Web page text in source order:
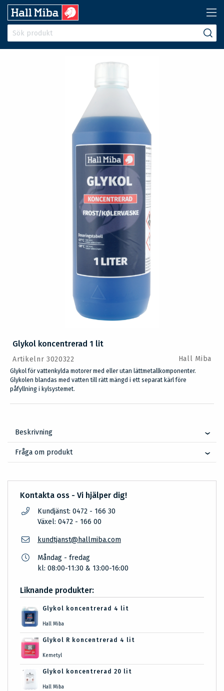
Glykol koncentrerad 1 lit
Artikelnr 3020322 Hall Miba
Glykol för vattenkylda motorer med eller utan lättmetallkomponenter.
Glykolen blandas med vatten till rätt mängd i ett separat kärl före
påfyllning i kylsystemet.
Beskrivning
Fråga om produkt
Kontakta oss - Vi hjälper dig!
Kundjänst: 0472 - 166 30
Växel: 0472 - 166 00
kundtjanst@hallmiba.com
Måndag - fredag
kl: 08:00-11:30 & 13:00-16:00
Liknande produkter:
Glykol koncentrerad 4 lit
Hall Miba
Glykol R koncentrerad 4 lit
Kemetyl
Glykol koncentrerad 20 lit
Hall Miba